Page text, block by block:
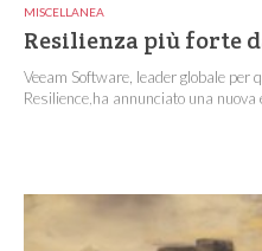
MISCELLANEA
Resilienza più forte
Veeam Software, leader globale per
Resilience,ha annunciato una